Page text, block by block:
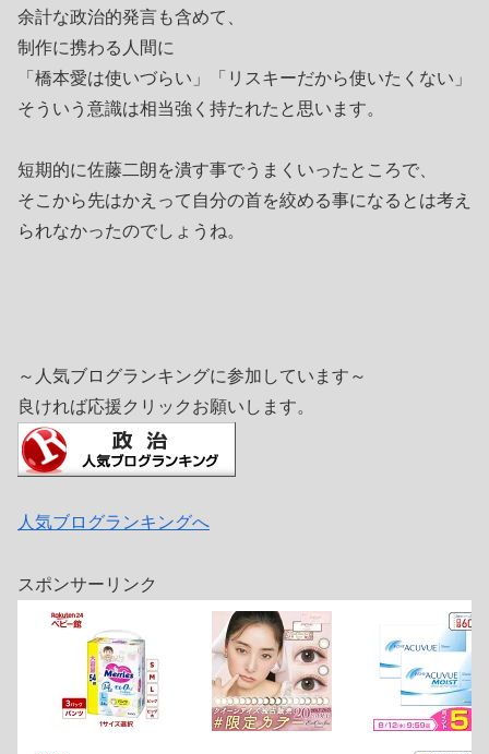
余計な政治的発言も含めて、
制作に携わる人間に
「橋本愛は使いづらい」「リスキーだから使いたくない」
そういう意識は相当強く持たれたと思います。
短期的に佐藤二朗を潰す事でうまくいったところで、
そこから先はかえって自分の首を絞める事になるとは考え
られなかったのでしょうね。
～人気ブログランキングに参加しています～
良ければ応援クリックお願いします。
人気ブログランキングへ
スポンサーリンク